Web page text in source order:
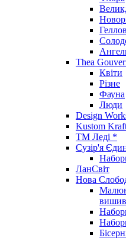
Thea
Квіти
Різне
Фауна
Люди
Design
Kustom
ТМ Леді *
Сузір'я
ЛанСвіт
Нова